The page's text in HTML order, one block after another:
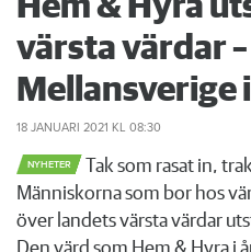
Hem & Hyra
värsta värdar
Mellansverige
18 JANUARI 2021 KL 08:30
NYHETER
Tak som rasat in,
Människorna som bor hos
över landets värsta värdar